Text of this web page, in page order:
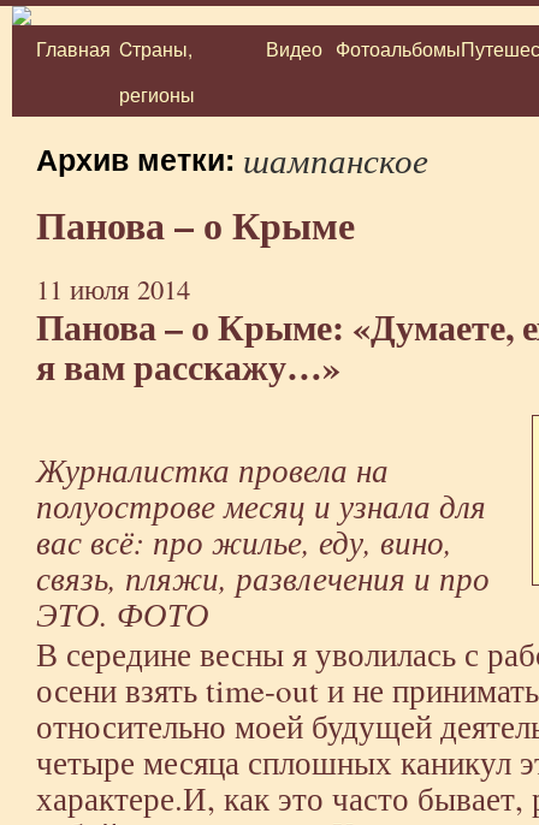
Перейти
Главная Cтраны,
регионы
Видео Фотоальбомы
Архив метки: шампанское
Панова – о Крыме
11 июля 2014
Панова – о Крыме: «Думаете,
я вам расскажу…»
Журналистка провела на
полуострове месяц и узнала для
вас всё: про жилье, еду, вино,
связь, пляжи, развлечения и про
ЭТО. ФОТО
В середине весны я уволилась с
осени взять time-out и не
относительно моей будущей
четыре месяца сплошных каникул
характере.И, как это часто